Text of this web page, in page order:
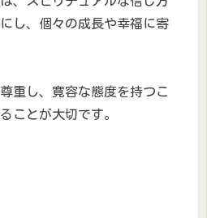
し、個々の成長や幸福に寄
重し、寛容な態度を持つこ
ことが大切です。